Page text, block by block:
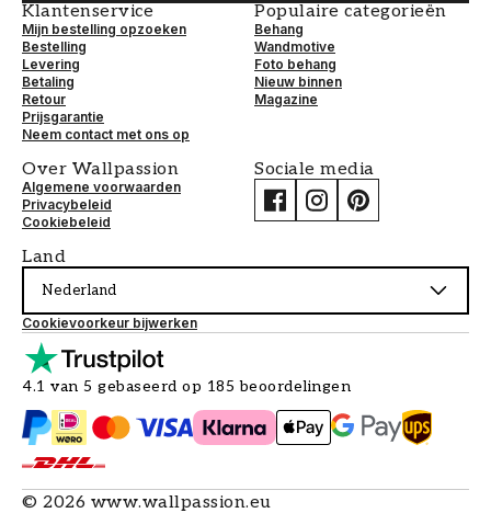
Klantenservice
Mijn bestelling opzoeken
Bestelling
Levering
Betaling
Retour
Prijsgarantie
Neem contact met ons op
Populaire categorieën
Behang
Wandmotive
Foto behang
Nieuw binnen
Magazine
Over Wallpassion
Algemene voorwaarden
Privacybeleid
Cookiebeleid
Sociale media
Land
Nederland
Cookievoorkeur bijwerken
4.1 van 5 gebaseerd op 185 beoordelingen
© 2026 www.wallpassion.eu